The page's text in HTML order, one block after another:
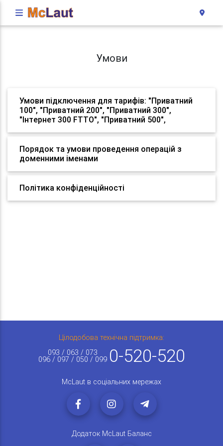
Умови
Умови підключення для тарифів: "Приватний
100", "Приватний 200", "Приватний 300",
"Інтернет 300 FTTO", "Приватний 500",
Порядок та умови проведення операцій з
доменними іменами
Політика конфіденційності
Цілодобова технічна підтримка:
093 / 063 / 073
096 / 097 / 050 / 099 0-520-520
McLaut в соціальних мережах
Додаток McLaut Баланс